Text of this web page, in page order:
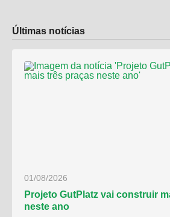
Últimas notícias
01/08/2026
Projeto GutPlatz vai construir
neste ano